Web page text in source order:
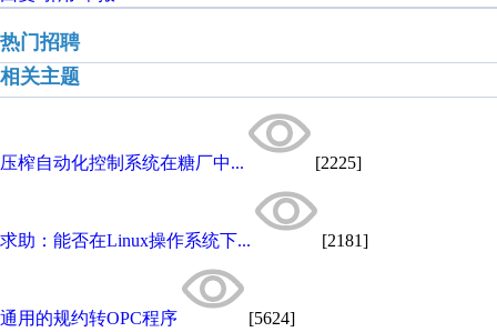
热门招聘
相关主题
压榨自动化控制系统在糖厂中... [2225]
求助：能否在Linux操作系统下... [2181]
通用的规约转OPC程序 [5624]